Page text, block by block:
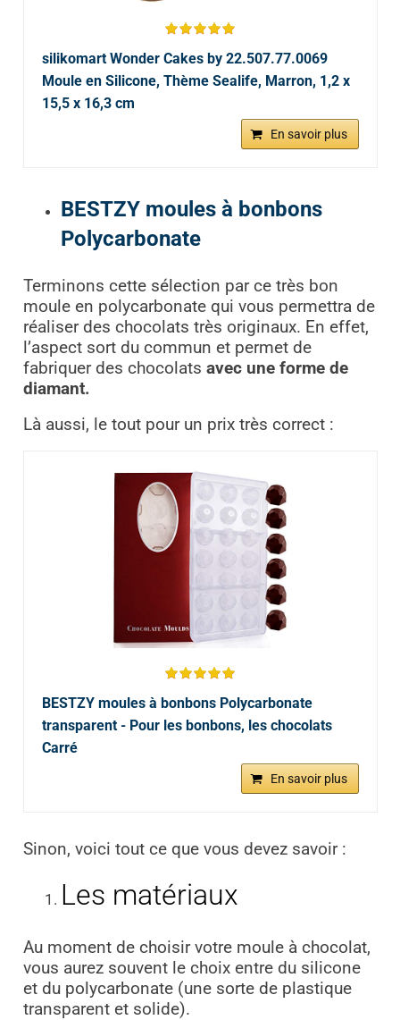
silikomart Wonder Cakes by 22.507.77.0069
Moule en Silicone, Thème Sealife, Marron, 1,2 x
15,5 x 16,3 cm
En savoir plus
BESTZY moules à bonbons
Polycarbonate
Terminons cette sélection par ce très bon
moule en polycarbonate qui vous permettra de
réaliser des chocolats très originaux. En effet,
l’aspect sort du commun et permet de
fabriquer des chocolats avec une forme de
diamant.
Là aussi, le tout pour un prix très correct :
BESTZY moules à bonbons Polycarbonate
transparent - Pour les bonbons, les chocolats
Carré
En savoir plus
Sinon, voici tout ce que vous devez savoir :
Les matériaux
Au moment de choisir votre moule à chocolat,
vous aurez souvent le choix entre du silicone
et du polycarbonate (une sorte de plastique
transparent et solide).